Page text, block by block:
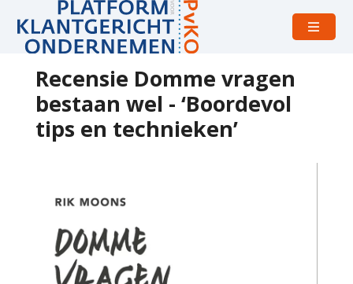
Open
Recensie Domme vragen
bestaan wel - ‘Boordevol
tips en technieken’